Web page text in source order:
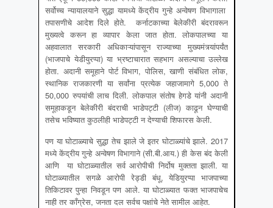
सर्वोच्च न्यायालयाने सुद्धा यामध्ये केंद्रीय गुन्हे अन्वेषण विभागाला
तपासणीचे आदेश दिले होते. कर्नाटकाच्या बेलेकीरी बंदरावरून
मुख्यत्वे करून हा व्यापार केला जात होता. लोकपालच्या या
अहवालात सरकारी अधिकाऱ्यांपासून राज्याच्या मुख्यमंत्र्यांपर्यंत
(भाजपाचे येडीयुरप्पा) या भ्रष्टाचारात सहभाग असल्याचा उल्लेख
होता. अदानी समूहाने पोर्ट विभाग, पोलिस, खाणी संबंधित लोक,
स्थानिक राजकारणी या सर्वांना प्रत्येक जहाजामागे 5,000 ते
50,000 रुपयांची लाच दिली. लोकपाल संतोष हेगडे यांनी अदानी
समूहाकडून बेलेकीरी बंदराची भाडेपट्टी (लीज) काढून घेण्याची
तसेच भविष्यात कुठलीही भाडेपट्टी न देण्याची शिफारस केली.
पण या घोटाळ्याचे सुद्धा तेच झाले जे इतर घोटाळ्यांचे झाले. 2017
मध्ये केंद्रीय गुन्हे अन्वेषण विभागाने (सी.बी.आय.) ही केस बंद केली
आणि या घोटाळ्यातील सर्व आरोपीची निर्दोष मुक्तता झाली. या
घोटाळ्यातील सगळे आरोपी रेड्डी बंधू, येडियुरप्पा भाजपाच्या
तिकिटावर पुन्हा निवडून पण आले. या घोटाळ्यात फक्त भाजपाचेच
नाही तर काँग्रेस, जनता दल सर्वच पक्षांचे नेते सामील आहेत.